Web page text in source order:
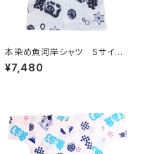
本染め魚河岸シャツ Sサイ
ズ 認定証付き 木綿晒 涼麻
柄 白×紺 日本製 注染そ
¥7,480